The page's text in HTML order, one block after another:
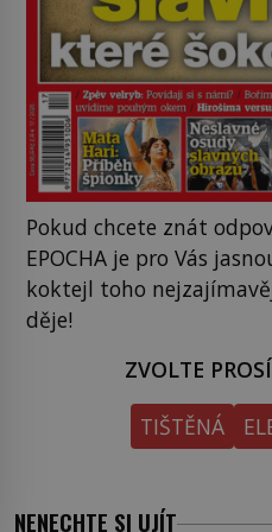
Pokud chcete znát
EPOCHA je pro Vás
koktejl toho
děje!
ZVOLTE
TIŠTĚNÁ
NENECHTE SI UJÍT